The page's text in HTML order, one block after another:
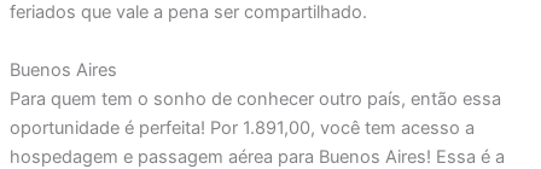
feriados que vale a pena ser compartilhado.
Buenos Aires
Para quem tem o sonho de conhecer outro país, então essa
oportunidade é perfeita! Por 1.891,00, você tem acesso a
hospedagem e passagem aérea para Buenos Aires! Essa é a